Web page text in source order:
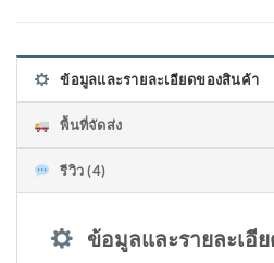
ข้อมูลและรายละเอียดของสินค้า
พื้นที่จัดส่ง
รีวิว (4)
ข้อมูลและรายละเอี